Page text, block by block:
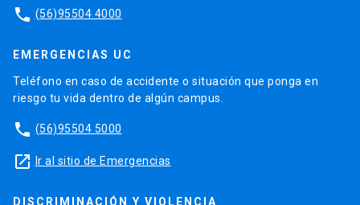
phone (56)95504 4000
EMERGENCIAS UC
Teléfono en caso de accidente o situación que ponga en
riesgo tu vida dentro de algún campus.
phone (56)95504 5000
launch Ir al sitio de Emergencias
DISCRIMINACIÓN Y VIOLENCIA